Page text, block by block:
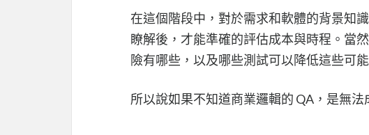
在這個階段中，對於需求和軟體的背景知
瞭解後，才能準確的評估成本與時程。當
險有哪些，以及哪些測試可以降低這些可
所以說如果不知道商業邏輯的 QA，是無法